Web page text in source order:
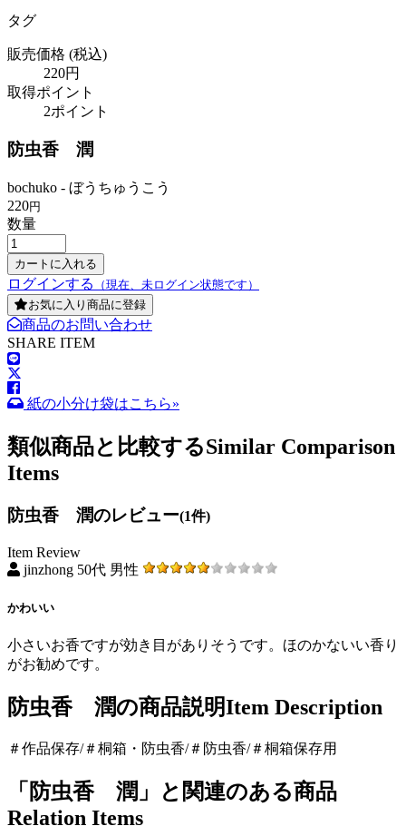
タグ
販売価格 (税込)
220円
取得ポイント
2ポイント
防虫香 潤
bochuko - ぼうちゅうこう
220円
数量
ログインする
（現在、未ログイン状態です）
お気に入り商品に登録
商品のお問い合わせ
SHARE ITEM
紙の小分け袋はこちら»
類似商品と比較するSimilar Comparison
Items
防虫香 潤のレビュー(1件)
Item Review
jinzhong 50代 男性
かわいい
小さいお香ですが効き目がありそうです。ほのかないい香り
がお勧めです。
防虫香 潤の商品説明Item Description
＃作品保存/＃桐箱・防虫香/＃防虫香/＃桐箱保存用
「防虫香 潤」と関連のある商品
Relation Items